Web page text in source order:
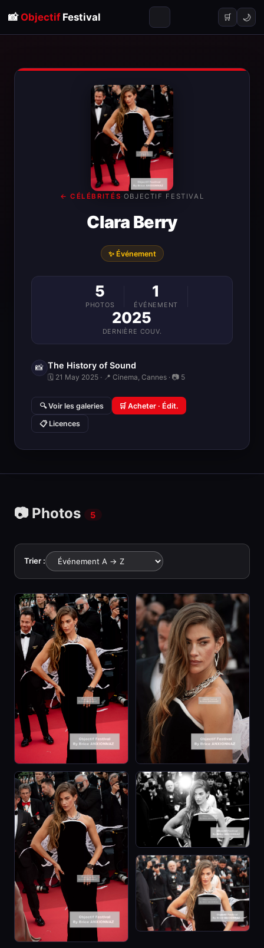
📸 ObjectifFestival 🛒 🌙
← CÉLÉBRITÉS· OBJECTIF FESTIVAL
Clara Berry
✨ Événement
5
PHOTOS
1
ÉVÉNEMENT
2025
DERNIÈRE COUV.
📸 The History of Sound
🗓 21 May 2025 · 📍 Cinema, Cannes · 📷 5
🔍 Voir les galeries 🛒 Acheter · Édit.
📋 Licences
📷 Photos 5
Trier :